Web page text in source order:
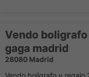
Vendo
gaga madrid
28080 Madrid
Vendo boligrafo y regalo